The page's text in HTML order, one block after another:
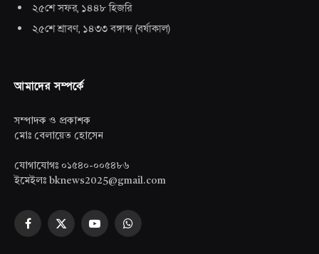
২৫শে সফর, ১৪৪৮ হিজরি
২৫শে শ্রাবণ, ১৪৩৩ বঙ্গাব্দ (বর্ষাকাল)
আমাদের সম্পর্কে
সম্পাদক ও প্রকাশক
মোঃ বেলায়েত হোসেন
যোগাযোগঃ ০১৫৪০-০০৫৪৮৬
ইমেইলঃ bknews2025@gmail.com
Facebook
X
YouTubeWhatsApp